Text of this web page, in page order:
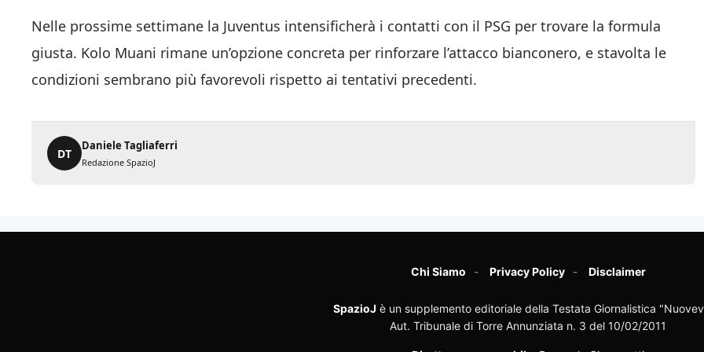
Nelle prossime settimane la Juventus intensificherà i contatti con il PSG per trovare la formula
giusta. Kolo Muani rimane un’opzione concreta per rinforzare l’attacco bianconero, e stavolta le
condizioni sembrano più favorevoli rispetto ai tentativi precedenti.
DT
Daniele Tagliaferri
Redazione SpazioJ
Chi Siamo Privacy Policy Disclaimer
SpazioJ è un supplemento editoriale della Testata Giornalistica
Aut. Tribunale di Torre Annunziata n. 3 del 10/02/2011